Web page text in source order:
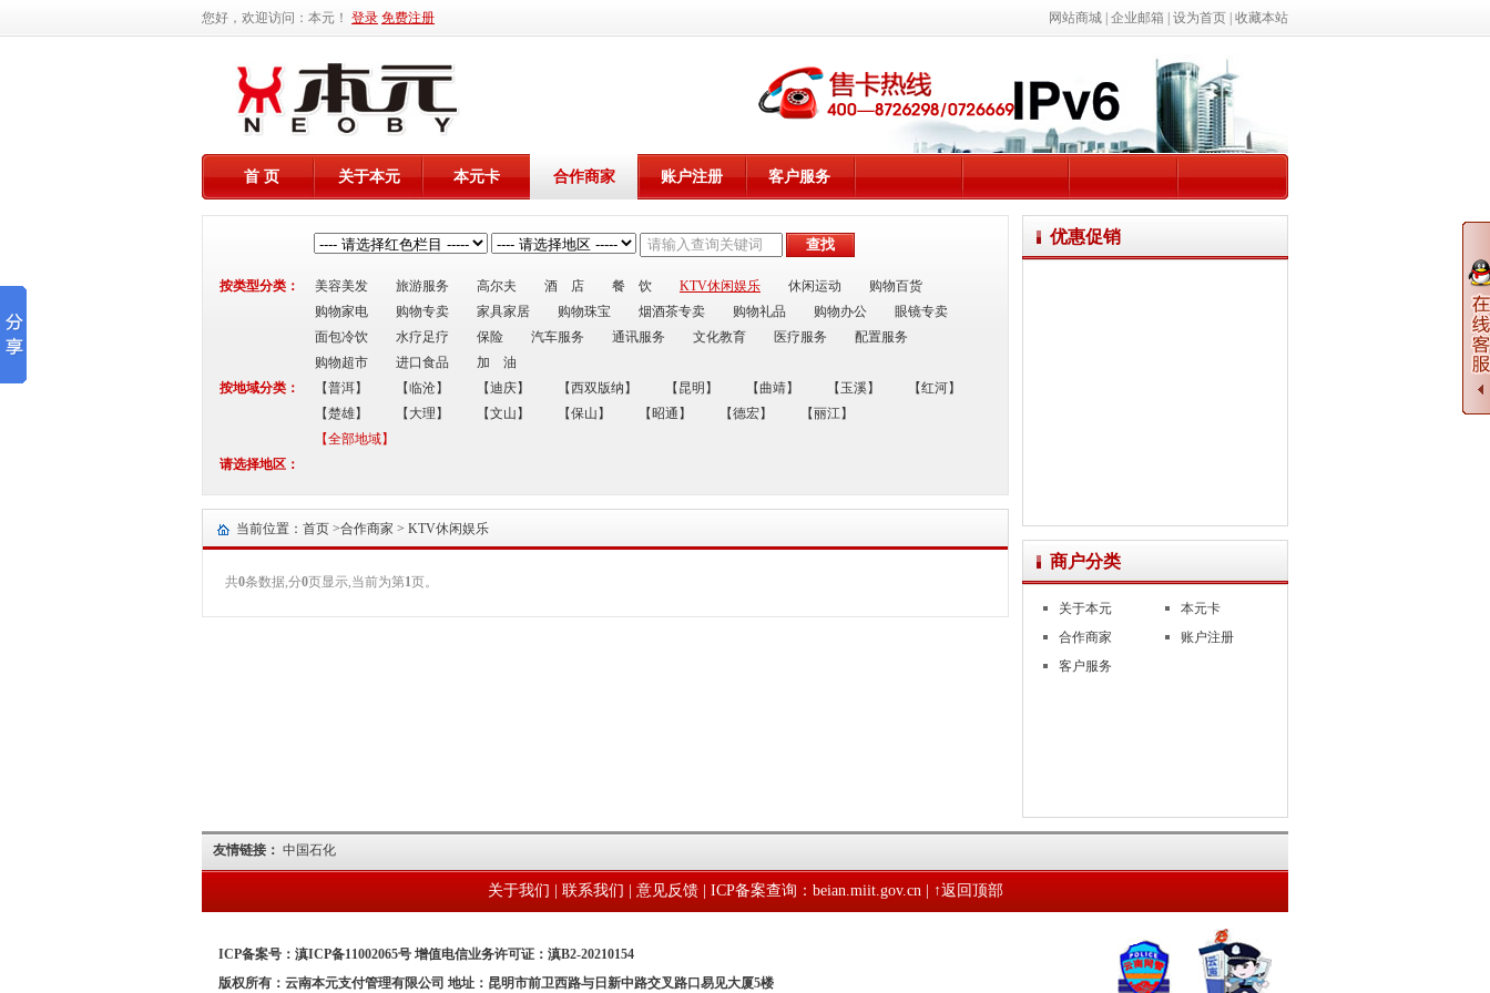
您好，欢迎访问：本元！ 登录 免费注册 网站商城 企业邮箱 设为首页 收藏本站
首 页 关于本元 本元卡 合作商家 账户注册 客户服务
优惠促销
商户分类
关于本元
本元卡
合作商家
账户注册
客户服务
按类型分类： 美容美发 旅游服务 高尔夫 酒 店 餐 饮 KTV休闲娱乐 休闲运动
购物百货
购物家电
购物专卖 家具家居 购物珠宝 烟酒茶专卖 购物礼品 购物办公
眼镜专卖
面包冷饮
水疗足疗 保险 汽车服务 通讯服务 文化教育 医疗服务
配置服务
购物超市
进口食品
加 油
按地域分类：
【普洱】 【临沧】 【迪庆】 【西双版纳】 【昆明】 【曲靖】 【玉溪】
【红河】
【楚雄】
【大理】 【文山】 【保山】 【昭通】 【德宏】
【丽江】
【全部地域】
请选择地区：
当前位置：首页 >合作商家 > KTV休闲娱乐
共0条数据,分0页显示,当前为第1页。
友情链接： 中国石化
关于我们 联系我们 意见反馈| ICP备案查询：beian.miit.gov.cn| ↑返回顶部
ICP备案号：滇ICP备11002065号 增值电信业务许可证：滇B2-20210154
版权所有：云南本元支付管理有限公司 地址：昆明市前卫西路与日新中路交叉路口易见大厦5楼